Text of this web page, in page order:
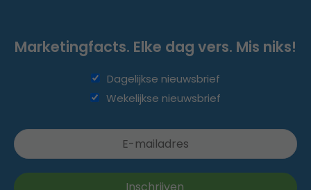
Marketingfacts. Elke dag vers. Mis niks!
Dagelijkse nieuwsbrief
Wekelijkse nieuwsbrief